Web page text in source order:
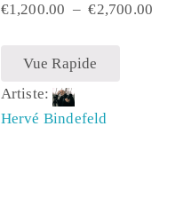
€1,200.00 – €2,700.00
Vue Rapide
Artiste:
Hervé Bindefeld